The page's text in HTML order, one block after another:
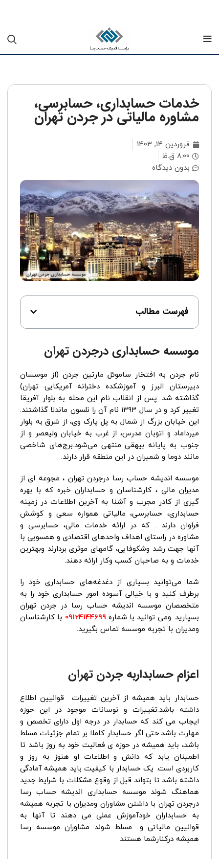
خدمات حسابداری، حسابرسی،
مشاوره مالیاتی در جردن تهران
فروردین 14, 1403
8:00 ق.ظ
بدون دیدگاه
فهرست مطالب
موسسه حسابداری درجردن تهران
نام جردن به افتخار ساموئل مارتین جردن (از موسسان
دبیرستان البرز و آموزشکده دخترانه آمریکایی تهران)
گذاشته شد. پس از انقلاب نام این محله به بلوار آفریقا
تغییر کرد و در سال ۱۳۹۳ نام آن را نلسون ماندلا گذاشتند.
این خیابان بزرگ از شمال به پل پارک وی، از شرق به بلوار
میرداماد و اتوبان مدرس، از غرب به خیابان ولیعصر و از
جنوب به پایانه بیهقی منتهی می‌شود.برج‌های شاخصی
مانند دوما و شمیران در این منطقه قرار دارند.
موسسه اندیشه حساب رسا درجردن تهران ، مجوعه ای از
مدیران مالی ، کارشناسان و حسابداران خبره که با بهره
گیری از کادر مجرب و آشنا به آخرین اطلاعات در زمینه
حسابداری، حسابرسی، مالیاتی همواره سعی و کوشش
فراوان دارند . که در ارائه خدمات مالی، حسابرسی و
مشاوره در راستای اهداف واحدهای اقتصادی و همسویی با
آنها جهت رشد وشکوفایی، گامهای موثری بردارند وبهترین
خدمات و به صاحبان کسب وکار ارائه دهند.
شما می‌توانید بسیاری از دغدغه‌های حسابداری خود را
برطرف کنید و با خیالی آسوده امور حسابداری خود را به
متخصصان موسسه اندیشه حساب رسا در جردن تهران
بسپارید. ومی توانید با شماره09124144699 با کارشناسان
ومدیران با تجربه موسسه تماس بگیرید.
اعزام حسابداربه جردن تهران
حسابدار باید همیشه از آخرین تغییرات قوانیین اطلاع
داشته باشد.تغییرات و نوسانات موجود در این حوزه
ایجاب می کند که حسابدار در درجه اول دارای تخصص و
مهارت باشد.حتی اگر حسابدار کاملا بر تمام جزئیات مسلط
باشد، باید همیشه در حوزه ی فعالیت خود به روز باشد تا
اطمینان یابد که دانش و اطلاعات او هنوز به روز و
کاربردی است. یک حسابدار با کیفیت باید همیشه آمادگی
داشته باشد تا بتواند قبل از وقوع مشکلات با شرایط جدید
هماهنگ شوند موسسه حسابداری اندیشه حساب رسا
درجردن تهران با داشتن مشاوران ومدیران با تجربه همیشه
به حسابداران خودآموزش عملی می دهند تا آنها به
قوانیین مالیاتی و.. مسلط شوند مشاوران موسسه رسا
همیشه درکنارشما هستند